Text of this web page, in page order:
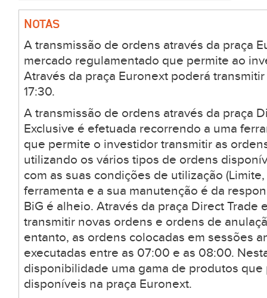
NOTAS
A transmissão de ordens através da praça
mercado regulamentado que permite ao
Através da praça Euronext poderá
17:30.
A transmissão de ordens através da praça
Exclusive é efetuada recorrendo a uma
que permite o investidor transmitir as
utilizando os vários tipos de ordens
com as suas condições de utilização
ferramenta e a sua manutenção é da
BiG é alheio. Através da praça Direct Trade
transmitir novas ordens e ordens de
entanto, as ordens colocadas em sessões
executadas entre as 07:00 e as 08:00.
disponibilidade uma gama de produtos
disponíveis na praça Euronext.